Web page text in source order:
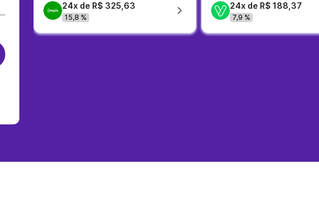
24x de R$ 325,63
15,8 %
24x de R$ 188,37
7,9 %